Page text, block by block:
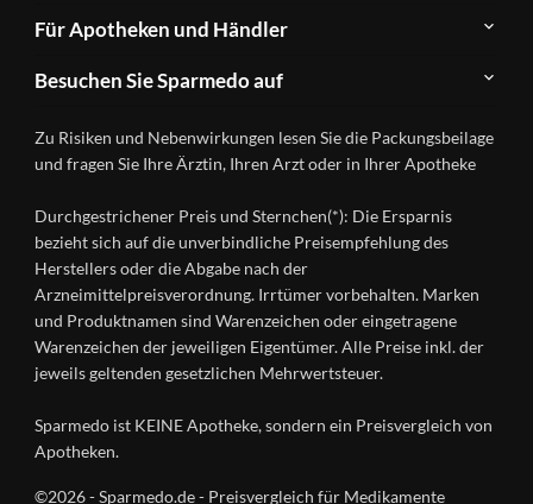
FAQ
Kontakt
Datenschutz
Nutzungsbedingungen
Herstellerverzeichnis
Produkte
A-
Ratgeber
Wirkstoffe
Gesundheitsmagazin
Für Apotheken und Händler
&
Händlerlogin
Besuchen Sie Sparmedo auf
Instagram
Zu Risiken und Nebenwirkungen lesen Sie die Packungsbeilage
und fragen Sie Ihre Ärztin, Ihren Arzt oder in Ihrer Apotheke
Durchgestrichener Preis und Sternchen(*): Die Ersparnis
bezieht sich auf die unverbindliche Preisempfehlung des
Herstellers oder die Abgabe nach der
Arzneimittelpreisverordnung. Irrtümer vorbehalten. Marken
und Produktnamen sind Warenzeichen oder eingetragene
Warenzeichen der jeweiligen Eigentümer. Alle Preise inkl. der
jeweils geltenden gesetzlichen Mehrwertsteuer.
Sparmedo ist KEINE Apotheke, sondern ein Preisvergleich von
Apotheken.
©2026 - Sparmedo.de - Preisvergleich für Medikamente